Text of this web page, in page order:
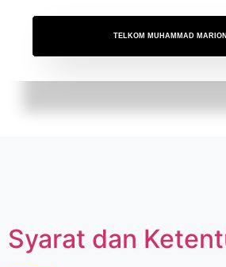
TELKOM MUHAMMAD MARION
Syarat dan